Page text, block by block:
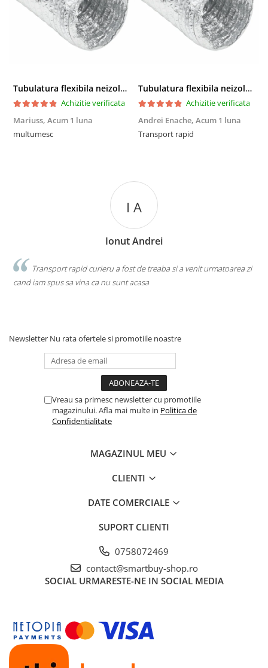
Tubulatura flexibila neizolata
Achizitie verificata
Mariuss, Acum 1 luna
multumesc
Tubulatura flexibila neizolata
Achizitie verificata
Andrei Enache, Acum 1 luna
Transport rapid
I A
Ionut Andrei
Transport rapid curieru a fost de treaba si a venit urmatoarea zi
cand iam spus sa vina ca nu sunt acasa
Newsletter Nu rata ofertele si promotiile noastre
Vreau sa primesc newsletter cu promotiile
magazinului. Afla mai multe in Politica de
Confidentialitate
MAGAZINUL MEU
CLIENTI
DATE COMERCIALE
SUPORT CLIENTI
0758072469
contact@smartbuy-shop.ro
SOCIAL URMARESTE-NE IN SOCIAL MEDIA